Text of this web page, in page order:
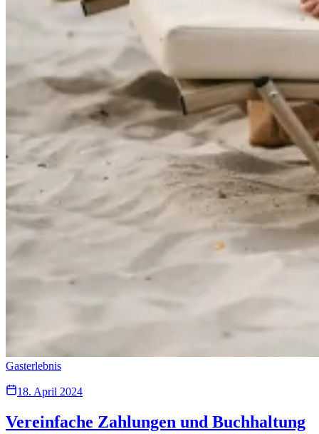
Gasterlebnis
18. April 2024
Vereinfache Zahlungen und Buchhaltung